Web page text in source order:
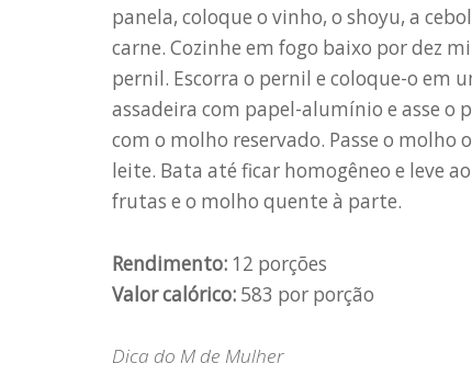
panela, coloque o vinho, o shoyu, a
carne. Cozinhe em fogo baixo por dez
pernil. Escorra o pernil e coloque-o em
assadeira com papel-alumínio e asse
com o molho reservado. Passe o
leite. Bata até ficar homogêneo e leve
frutas e o molho quente à parte.
Rendimento: 12 porções
Valor calórico: 583 por porção
Dica do M de Mulher